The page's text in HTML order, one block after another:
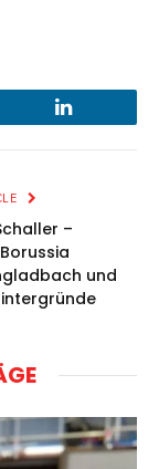
LinkedIn
–
und